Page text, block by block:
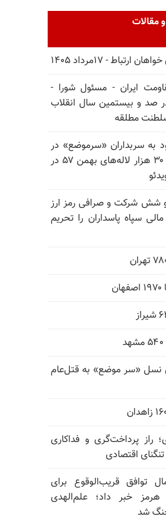
و مقالات
ارتباط - ۱۷مرداد ۱۴۰۵
ایران - مسئول شورا -
تیر در صد و بیستمین سال انقلاب
مطلقه
به سربداران «سرموضع» در
سالگرد قتل‌عام ۳۰ هزار لاله‌های بهمن ۵۷ در
و شش شرکت و صرافی رمز ارز
سپاه پاسداران را تحریم
نسل «سر موضع» به قتل‌عام
راز پرداخت‌گری و فداکاری
اقتصادی
توافق قریب‌الوقوع برای
هرمز خبر داد؛ علم‌الهدی
شد